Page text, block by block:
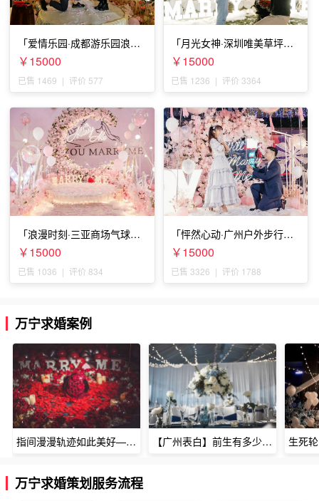
「爱情乐园·成都游乐园浪漫
求婚」
￥15000
已售 1469 | 评价 577
「月光女神·深圳唯美草坪浪
漫求婚」
￥15000
已售 1236 | 评价 3364
「浪漫时刻·三亚商场气球雨
惊喜求婚」
￥15000
已售 1036 | 评价 834
「怦然心动·广州户外步行街
求婚」
￥15000
已售 3326 | 评价 1788
万宁求婚案例
指间漫漫轨迹如此美好——深圳烈焰玫瑰生日惊喜 【广州表白】前生有多少未尽的缘7张
万宁求婚策划服务流程